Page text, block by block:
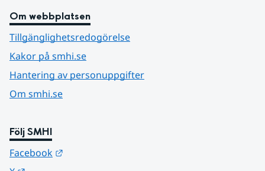
Om webbplatsen
Tillgänglighetsredogörelse
Kakor på smhi.se
Hantering av personuppgifter
Om smhi.se
Följ SMHI
Facebook